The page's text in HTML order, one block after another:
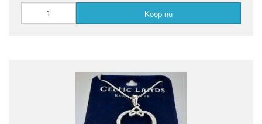
Koop nu